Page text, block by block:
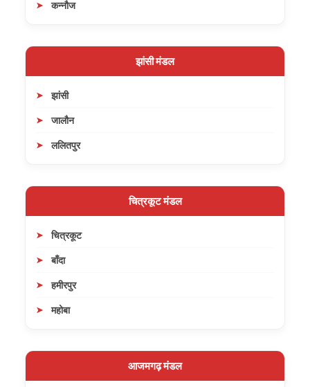
कन्नौज
झांसी मंडल
झांसी
जालौन
ललितपुर
चित्रकूट मंडल
चित्रकूट
बाँदा
हमीरपुर
महोबा
आजमगढ़ मंडल